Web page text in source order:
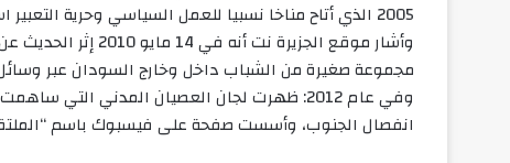
2005 الذي أتاح مناخا نسبيا للعمل السياسي وحرية التعبير استمر حتى التحضير للانتخابات العامة عام 2010.
وأشار موقع
مجموعة صغيرة من الشباب داخل وخارج السودان عبر
وفي عام 2012: ظهرت لجان العصيان المدني التي
انفصال الجنوب، وأسست صفحة على فيسبوك باسم